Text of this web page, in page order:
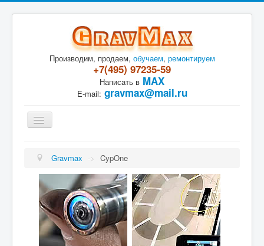
Производим, продаем, обучаем, ремонтируем
+7(495) 97235-59
Написать в MAX
E-mail: gravmax@mail.ru
Toggle
Navigation
Лазерная резка
Лазерные граверы
Лазерные источники
Ремонт лазера
Контакты
Задать ?
Gravmax -> CypOne